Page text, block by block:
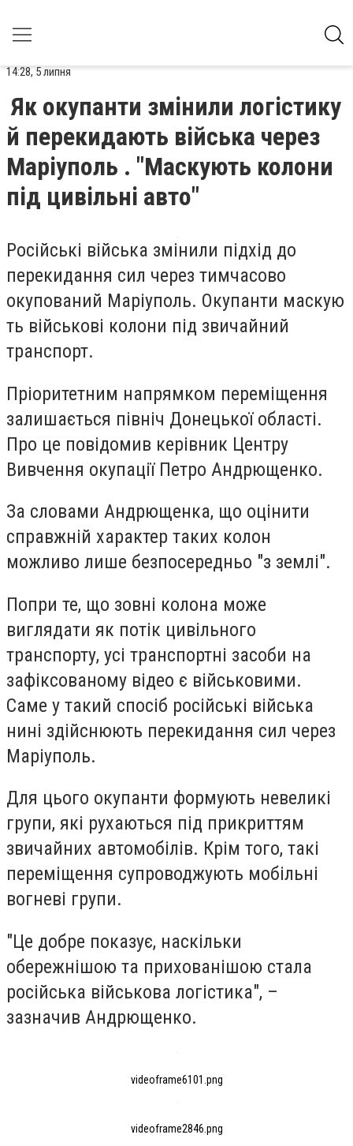
14:28, 5 липня
Як окупанти змінили логістику
й перекидають війська через
Маріуполь . "Маскують колони
під цивільні авто"
Російські війська змінили підхід до
перекидання сил через тимчасово
окупований Маріуполь. Окупанти маскую
ть військові колони під звичайний
транспорт.
Пріоритетним напрямком переміщення
залишається північ Донецької області.
Про це повідомив керівник Центру
Вивчення окупації Петро Андрющенко.
За словами Андрющенка, що оцінити
справжній характер таких колон
можливо лише безпосередньо "з землі".
Попри те, що зовні колона може
виглядати як потік цивільного
транспорту, усі транспортні засоби на
зафіксованому відео є військовими.
Саме у такий спосіб російські війська
нині здійснюють перекидання сил через
Маріуполь.
Для цього окупанти формують невеликі
групи, які рухаються під прикриттям
звичайних автомобілів. Крім того, такі
переміщення супроводжують мобільні
вогневі групи.
"Це добре показує, наскільки
обережнішою та прихованішою стала
російська військова логістика", –
зазначив Андрющенко.
videoframe6101.png
videoframe2846.png